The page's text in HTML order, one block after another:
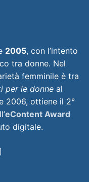
2005, con l’intento
tra donne. Nel
femminile è tra
per le donne al
2006, ottiene il 2°
eContent Award
digitale.